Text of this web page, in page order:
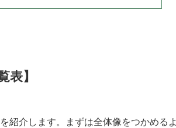
】
紹介します。まずは全体像をつかめる